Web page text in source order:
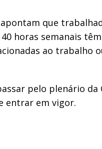
que
horas semanais
ao trabalho
pelo plenário da
entrar em vigor.